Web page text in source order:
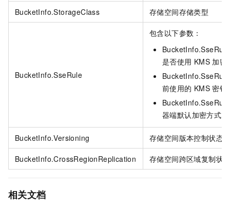
BucketInfo.StorageClass 存储空间存储类型
BucketInfo.SseRule
包含以下参数：
是否使用 KMS 加密
前使用的 KMS 密钥
器端默认加密方式
BucketInfo.Versioning 存储空间版本控制状态
BucketInfo.CrossRegionReplication 存储空间跨区域复制状
相关文档